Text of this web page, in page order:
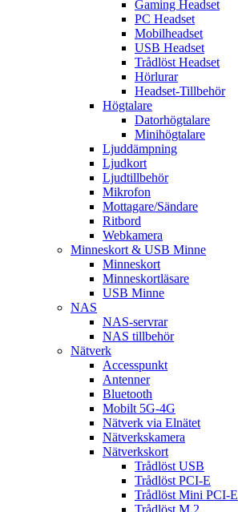
Gaming Headset
PC Headset
Mobilheadset
USB Headset
Trådlöst Headset
Hörlurar
Headset-Tillbehör
Högtalare
Datorhögtalare
Minihögtalare
Ljuddämpning
Ljudkort
Ljudtillbehör
Mikrofon
Mottagare/Sändare
Ritbord
Webkamera
Minneskort & USB Minne
Minneskort
Minneskortläsare
USB Minne
NAS
NAS-servrar
NAS tillbehör
Nätverk
Accesspunkt
Antenner
Bluetooth
Mobilt 5G-4G
Nätverk via Elnätet
Nätverkskamera
Nätverkskort
Trådlöst USB
Trådlöst PCI-E
Trådlöst Mini PCI-E
Trådlöst M.2